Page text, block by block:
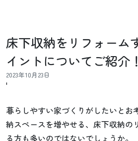
床下収納をリフォーム
イントについてご紹介！
2023年10月23日
'
暮らしやすい家づくりがしたいとお
納スペースを増やせる、床下収納の
る方も多いのではないでしょうか。